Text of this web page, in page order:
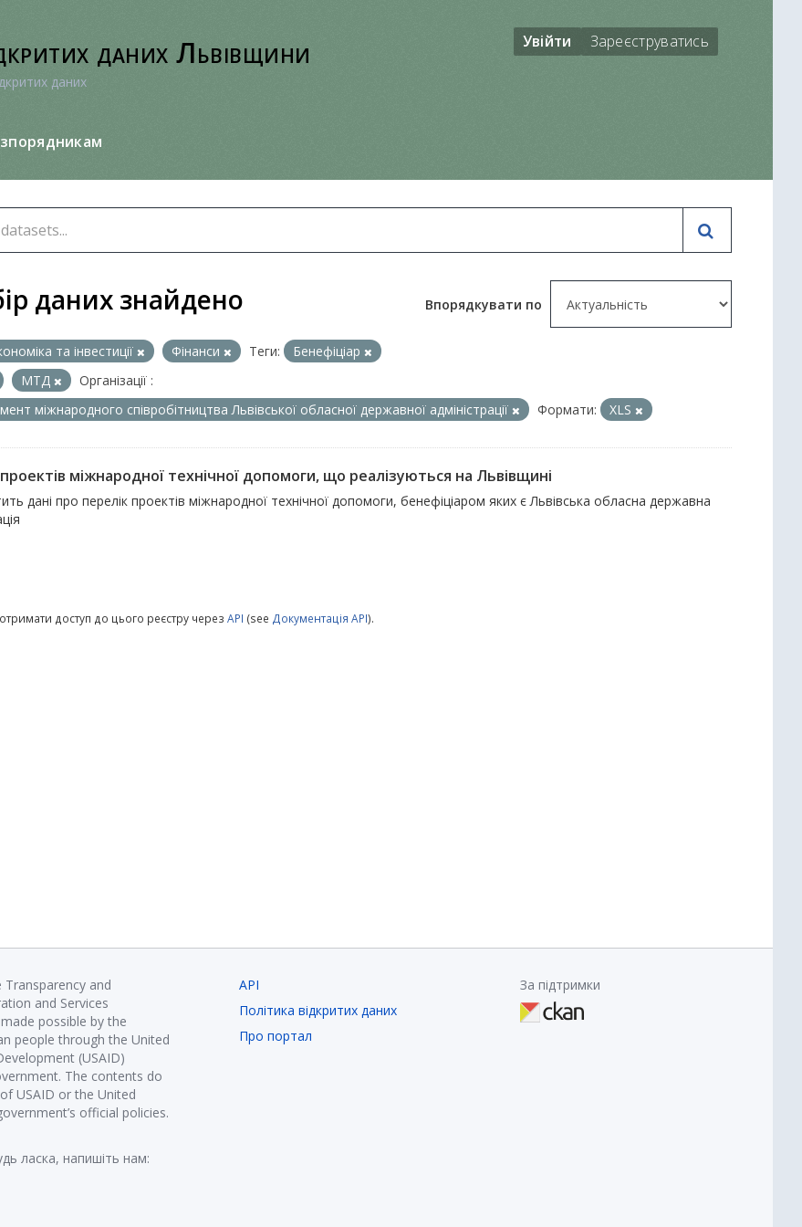
даних Львівщини
даних
Увійти Зареєструватись
Впорядкувати по
даних знайдено
та інвестиції Фінанси Теги:
Бенефіціар
МТД
Організації :
міжнародного співробітництва Львівської обласної державної адміністрації
Формати: XLS
міжнародної технічної допомоги, що реалізуються на Львівщині
дані про перелік проектів міжнародної технічної допомоги, бенефіціаром яких є Львівська обласна державна
доступ до цього реєстру через API (see Документація API).
and
and Services
possible by the
people through the United
(USAID)
The contents do
USAID or the United
official policies.
ласка, напишіть нам:
API
Політика відкритих даних
Про портал
За підтримки